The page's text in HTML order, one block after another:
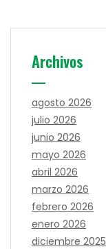
Archivos
agosto 2026
julio 2026
junio 2026
mayo 2026
abril 2026
marzo 2026
febrero 2026
enero 2026
diciembre 2025